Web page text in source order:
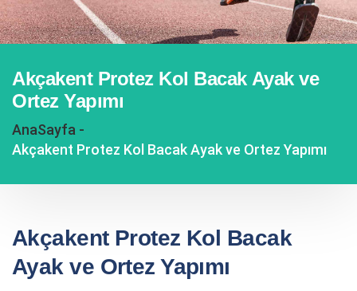
Akçakent Protez Kol Bacak Ayak ve
Ortez Yapımı
AnaSayfa -
Akçakent Protez Kol Bacak Ayak ve Ortez Yapımı
Akçakent Protez Kol Bacak
Ayak ve Ortez Yapımı